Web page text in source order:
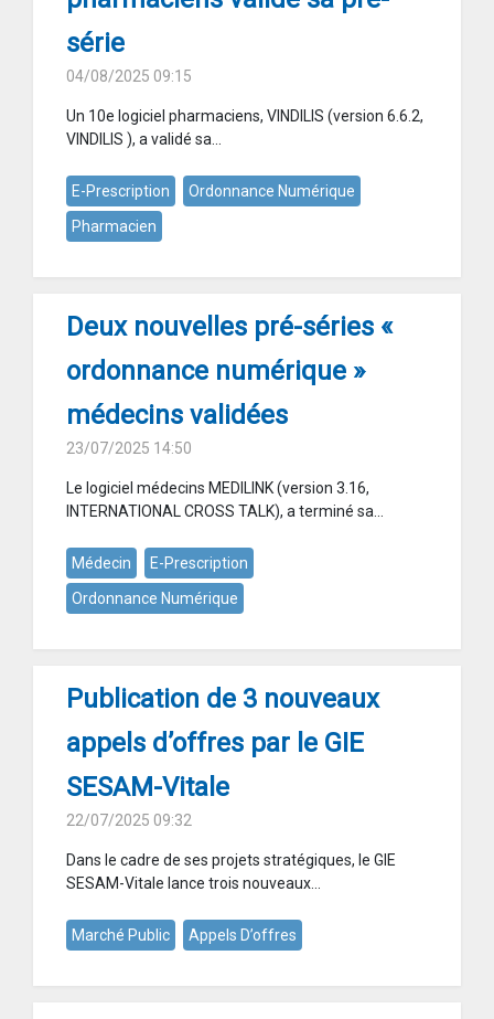
série
04/08/2025 09:15
Un 10e logiciel pharmaciens, VINDILIS (version 6.6.2,
VINDILIS ), a validé sa...
E-Prescription
Ordonnance Numérique
Pharmacien
Deux nouvelles pré-séries «
ordonnance numérique »
médecins validées
23/07/2025 14:50
Le logiciel médecins MEDILINK (version 3.16,
INTERNATIONAL CROSS TALK), a terminé sa...
Médecin
E-Prescription
Ordonnance Numérique
Publication de 3 nouveaux
appels d’offres par le GIE
SESAM-Vitale
22/07/2025 09:32
Dans le cadre de ses projets stratégiques, le GIE
SESAM-Vitale lance trois nouveaux...
Marché Public Appels D’offres